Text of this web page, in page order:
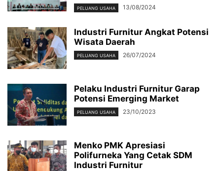
PELUANG USAHA 13/08/2024
Industri Furnitur Angkat Potensi
Wisata Daerah
PELUANG USAHA 26/07/2024
Pelaku Industri Furnitur Garap
Potensi Emerging Market
PELUANG USAHA 23/10/2023
Menko PMK Apresiasi
Polifurneka Yang Cetak SDM
Industri Furnitur